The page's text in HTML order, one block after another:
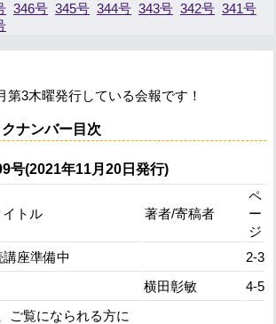
346号 345号 344号 343号 342号 341号
第3木曜発行している会報です！
ナンバー目次
号(2021年11月20日発行)
イトル 著者/寄稿者
ペ
ー
ジ
座準備中
2-3
横田彰敏
4-5
ご覧になられる方に